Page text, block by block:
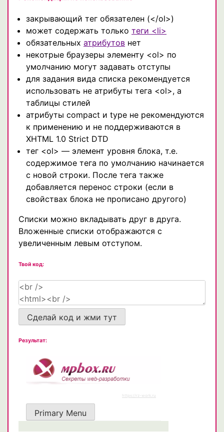
закрывающий тег обязателен (</ol>)
может содержать только теги <li>
обязательных атрибутов нет
некотрые браузеры элементу <ol> по
умолчанию могут задавать отступы
для задания вида списка рекомендуется
использовать не атрибуты тега <ol>, а
таблицы стилей
атрибуты compact и type не рекомендуются
к применению и не поддерживаются в
XHTML 1.0 Strict DTD
тег <ol> — элемент уровня блока, т.е.
содержимое тега по умолчанию начинается
с новой строки. После тега также
добавляется перенос строки (если в
свойствах блока не прописано другого)
Списки можно вкладывать друг в друга.
Вложенные списки отображаются с
увеличенным левым отступом.
Твой код:
Сделай код и жми тут
Результат: